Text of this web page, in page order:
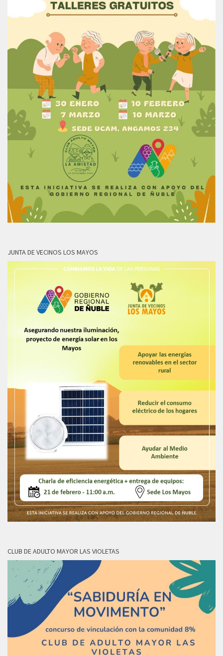
JUNTA DE VECINOS LOS MAYOS
CLUB DE ADULTO MAYOR LAS VIOLETAS